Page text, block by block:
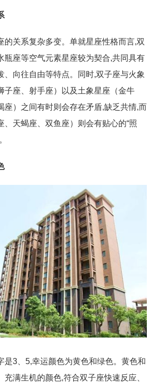
的关系复杂多变。单就星座性格而言,双
瓶座等空气元素星座较为契合,共同具有
、向往自由等特点。同时,双子座与火象
子座、射手座）以及土象星座（金牛
座）之间有时则会存在矛盾,缺乏共情,而
、天蝎座、双鱼座）则会有贴心的“照
是3、5,幸运颜色为黄色和绿色。黄色和
充满生机的颜色,符合双子座快速反应、